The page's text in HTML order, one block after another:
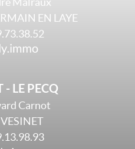
EN LAYE
- LE PECQ
Carnot
VESINET